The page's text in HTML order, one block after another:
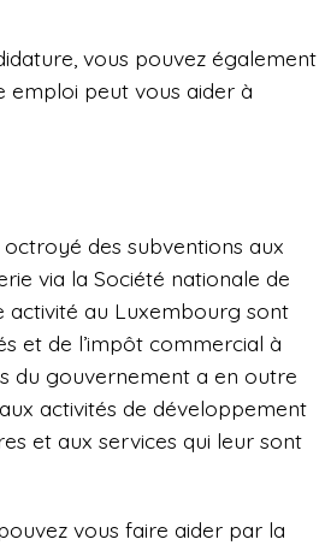
vous pouvez également
emploi peut vous aider à
des subventions aux
via la Société nationale de
activité au Luxembourg sont
et de l’impôt commercial à
du gouvernement a en outre
activités de développement
et aux services qui leur sont
vous faire aider par la